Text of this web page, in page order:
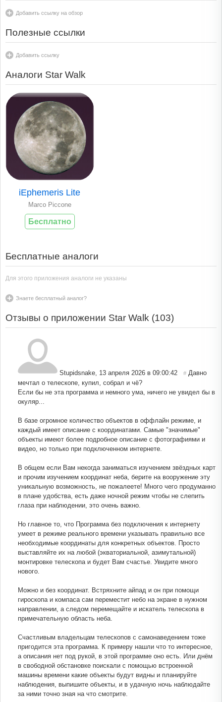
Добавить ссылку на обзор
Полезные ссылки
Добавить ссылку
Аналоги Star Walk
iEphemeris Lite
Marco Piccone
Бесплатно
Бесплатные аналоги
Для этого приложения аналоги не указаны
Знаете бесплатный аналог?
Отзывы о приложении Star Walk (103)
Stupidsnake, 13 апреля 2026 в 09:00:42 # Давно
мечтал о телескопе, купил, собрал и чё?
Если бы не эта программа и немного ума, ничего не увидел бы в
окуляр...
В базе огромное количество объектов в оффлайн режиме, и
каждый имеет описание с координатами. Самые "значимые"
объекты имеют более подробное описание с фотографиями и
видео, но только при подключенном интернете.
В общем если Вам некогда заниматься изучением звёздных карт
и прочим изучением координат неба, берите на вооружение эту
уникальную возможность, не пожалеете! Много чего продуманно
в плане удобства, есть даже ночной режим чтобы не слепить
глаза при наблюдении, это очень важно.
Но главное то, что Программа без подключения к интернету
умеет в режиме реального времени указывать правильно все
необходимые координаты для конкретных объектов. Просто
выставляйте их на любой (экваториальной, азимутальной)
монтировке телескопа и будет Вам счастье. Увидите много
нового.
Можно и без координат. Встряхните айпад и он при помощи
гироскопа и компаса сам переместит небо на экране в нужном
направлении, а следом перемещайте и искатель телескопа в
примечательную область неба.
Счастливым владельцам телескопов с самонаведением тоже
пригодится эта программа. К примеру нашли что то интересное,
а описания нет под рукой, в этой программе оно есть. Или днём
в свободной обстановке поискали с помощью встроенной
машины времени какие объекты будут видны и планируйте
наблюдения, выпишите объекты, и в удачную ночь наблюдайте
за ними точно зная на что смотрите.